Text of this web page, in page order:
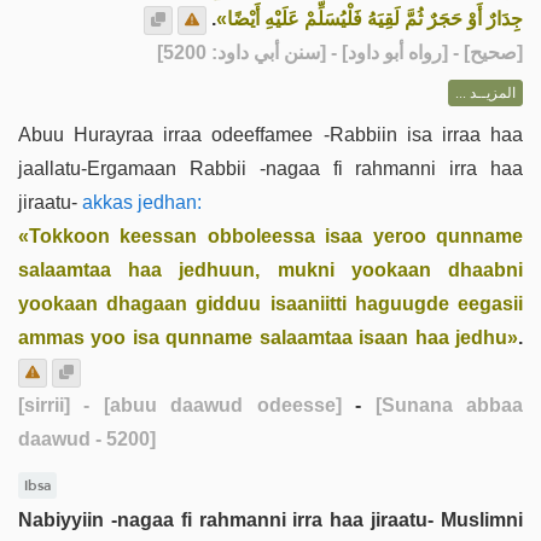
جِدَارٌ أَوْ حَجَرٌ ثُمَّ لَقِيَهُ فَلْيُسَلِّمْ عَلَيْهِ أَيْضًا».
[صحيح] - [رواه أبو داود] - [سنن أبي داود: 5200]
المزيــد ...
Abuu Hurayraa irraa odeeffamee -Rabbiin isa irraa haa
jaallatu-Ergamaan Rabbii -nagaa fi rahmanni irra haa
jiraatu- akkas jedhan:
«Tokkoon keessan obboleessa isaa yeroo qunname
salaamtaa haa jedhuun, mukni yookaan dhaabni
yookaan dhagaan gidduu isaaniitti haguugde eegasii
ammas yoo isa qunname salaamtaa isaan haa jedhu».
[sirrii] - [abuu daawud odeesse] -
[Sunana abbaa
daawud - 5200]
Ibsa
Nabiyyiin -nagaa fi rahmanni irra haa jiraatu- Muslimni